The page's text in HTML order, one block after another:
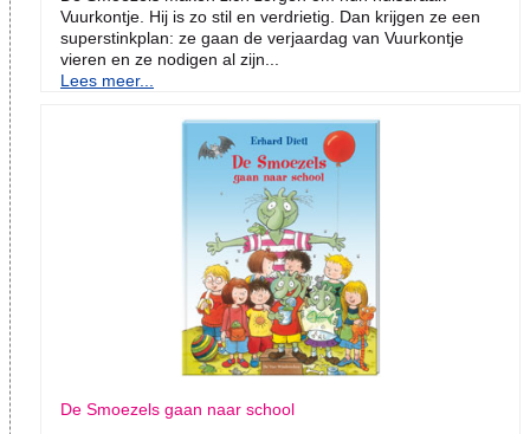
Vuurkontje. Hij is zo stil en verdrietig. Dan krijgen ze een
superstinkplan: ze gaan de verjaardag van Vuurkontje
vieren en ze nodigen al zijn...
Lees meer...
De Smoezels gaan naar school